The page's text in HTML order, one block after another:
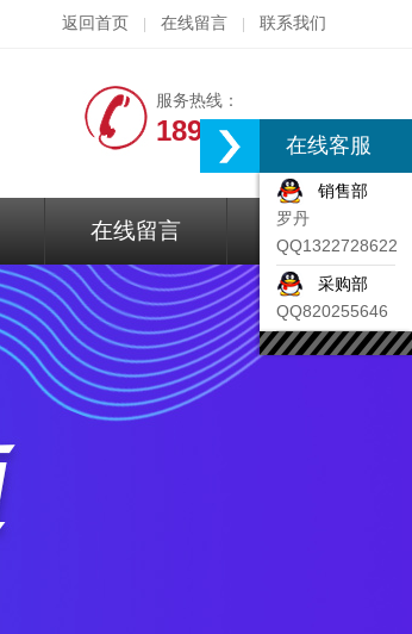
返回首页 在线留言 联系我们
服务热线：
18917074297
在线留言 联系我们
在线客服
销售部
罗丹
QQ1322728622
采购部
QQ820255646